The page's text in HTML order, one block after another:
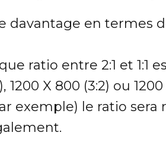
davantage en termes
ratio entre 2:1 et 1:1
1200 X 800 (3:2) ou
exemple) le ratio sera